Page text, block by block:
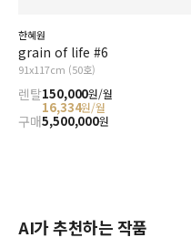
한혜원
grain of life #6
91x117cm (50호)
렌탈150,000원/월
16,334원/월
구매5,500,000원
AI가 추천하는 작품